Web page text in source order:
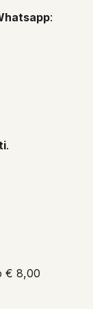
:
.
€ 8,00